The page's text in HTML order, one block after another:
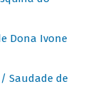
Dona Ivone
/ Saudade de